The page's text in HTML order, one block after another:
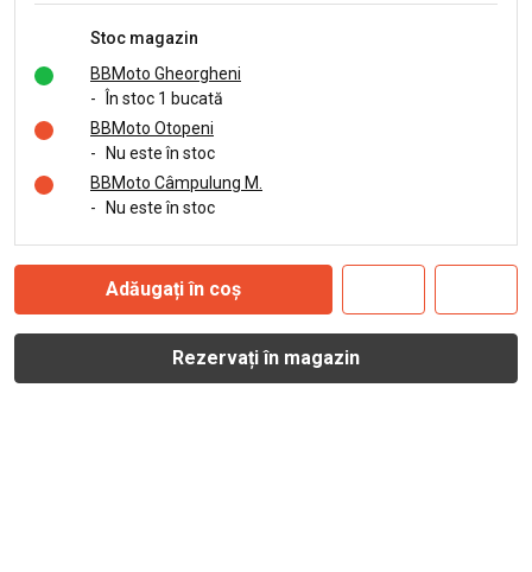
Stoc magazin
BBMoto Gheorgheni
-
În stoc 1 bucată
BBMoto Otopeni
-
Nu este în stoc
BBMoto Câmpulung M.
-
Nu este în stoc
Adăugați în coș
Rezervați în magazin